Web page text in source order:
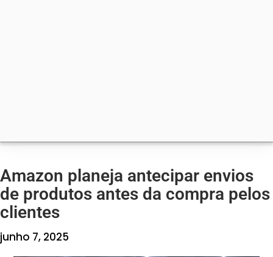
Amazon planeja antecipar envios
de produtos antes da compra pelos
clientes
junho 7, 2025